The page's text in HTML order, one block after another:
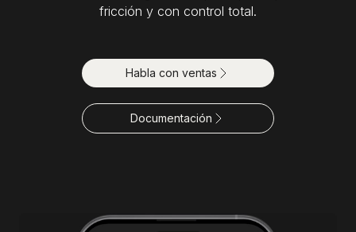
fricción y con control total.
Habla con ventas
Documentación